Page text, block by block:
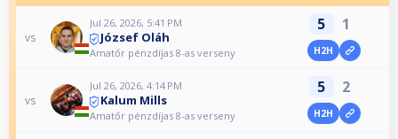
vs
Jul 26, 2026, 5:41 PM
József Oláh
Amatőr pénzdíjas 8-as verseny
5 1
H2H
vs
Jul 26, 2026, 4:14 PM
Kalum Mills
Amatőr pénzdíjas 8-as verseny
5 2
H2H